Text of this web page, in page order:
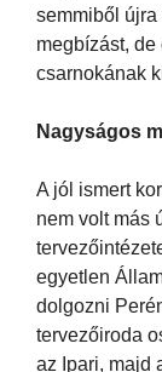
semmiből
megbízást, de
csarnokának
Nagyságos
A jól ismert
nem volt más
egyetlen
dolgozni
tervezőiroda
az Ipari, majd